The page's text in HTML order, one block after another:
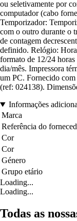
ou seletivamente por
computador (cabo
Temporizador:
com o outro durante o
de contagem
definido. Relógio:
formato de 12/24
dia/mês. Impressora
um PC. Fornecido
(ref: 024138).
Informações
Marca
Referência do
Cor
Cor
Género
Grupo etário
Loading...
Loading...
Todas as